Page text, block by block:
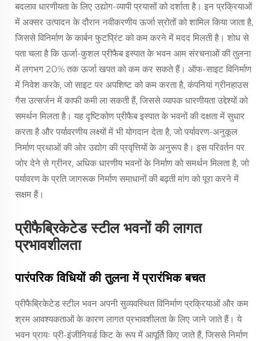
बदलाव धारणीयता के लिए उद्योग-व्यापी प्रयासों को दर्शाता है। इन प्रक्रियाओं
में अक्सर उत्पादन के दौरान नवीकरणीय ऊर्जा स्रोतों को शामिल किया जाता है,
जिससे विनिर्माण के कार्बन फुटप्रिंट को कम करने में मदद मिलती है। शोध से
पता चला है कि ऊर्जा-कुशल प्रीफैब इस्पात के भवन आम संरचनाओं की तुलना
में लगभग 20% तक ऊर्जा खपत को कम कर सकते हैं। ऑफ-साइट विनिर्माण
में निवेश करके, जो साइट पर अपशिष्ट को कम करता है, कंपनियां ग्रीनहाउस
गैस उत्सर्जन में काफी कमी ला सकती हैं, जिससे व्यापक धारणीयता उद्देश्यों को
समर्थन मिलता है। यह दृष्टिकोण प्रीफैब इस्पात के भवनों की दक्षता में सुधार
करता है और पर्यावरणीय लक्ष्यों में भी योगदान देता है, जो पर्यावरण-अनुकूल
निर्माण प्रथाओं की ओर उद्योग की प्रवृत्तियों के अनुरूप है। इस परिवर्तन पर
जोर देने से ग्रीनर, अधिक धारणीय भवनों के निर्माण को समर्थन मिलता है, जो
पर्यावरण के प्रति जागरूक निर्माण समाधानों की बढ़ती मांग को पूरा करने में
सक्षम हैं।
प्रीफैब्रिकेटेड स्टील भवनों की लागत
प्रभावशीलता
पारंपरिक विधियों की तुलना में प्रारंभिक बचत
प्रीफैब्रिकेटेड स्टील भवन अपनी सुव्यवस्थित विनिर्माण प्रक्रियाओं और कम
श्रम आवश्यकताओं के कारण लागत प्रभावशीलता के लिए जाने जाते हैं। ये
भवन प्रायः प्री-इंजीनियर्ड किट के रूप में आपूर्ति किए जाते हैं, जिससे निर्माण